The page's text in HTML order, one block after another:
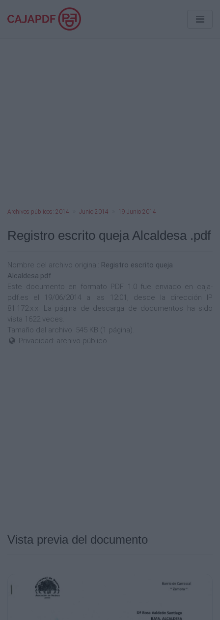
Archivos públicos: 2014 Junio 2014 19 Junio 2014
Registro escrito queja Alcaldesa .pdf
Nombre del archivo original: Registro escrito queja
Alcaldesa.pdf
Este documento en formato PDF 1.0 fue enviado en caja-
pdf.es el 19/06/2014 a las 12:01, desde la dirección IP
81.172.x.x. La página de descarga de documentos ha sido
vista 1622 veces.
Tamaño del archivo: 545 KB (1 página).
Privacidad: archivo público
Vista previa del documento